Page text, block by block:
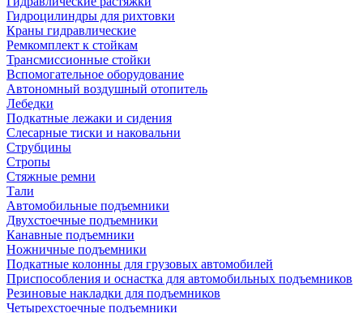
Гидроцилиндры для рихтовки
Краны гидравлические
Ремкомплект к стойкам
Трансмиссионные стойки
Вспомогательное оборудование
Автономный воздушный отопитель
Лебедки
Подкатные лежаки и сидения
Слесарные тиски и наковальни
Струбцины
Стропы
Стяжные ремни
Тали
Автомобильные подъемники
Двухстоечные подъемники
Канавные подъемники
Ножничные подъемники
Подкатные колонны для грузовых автомобилей
Приспособления и оснастка для автомобильных подъемников
Резиновые накладки для подъемников
Четырехстоечные подъемники